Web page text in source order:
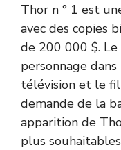
Thor n ° 1 est
avec des copies
de 200 000 $.
personnage
télévision et le
demande de la
apparition de
plus